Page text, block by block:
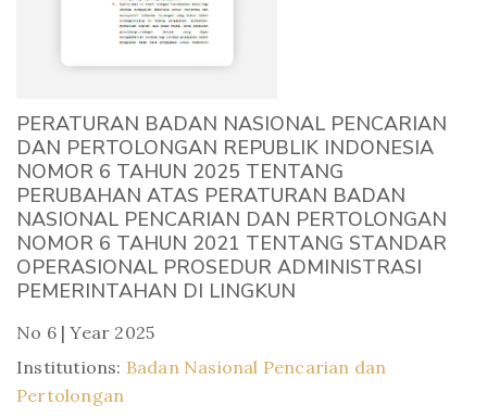
PERATURAN BADAN NASIONAL PENCARIAN
DAN PERTOLONGAN REPUBLIK INDONESIA
NOMOR 6 TAHUN 2025 TENTANG
PERUBAHAN ATAS PERATURAN BADAN
NASIONAL PENCARIAN DAN PERTOLONGAN
NOMOR 6 TAHUN 2021 TENTANG STANDAR
OPERASIONAL PROSEDUR ADMINISTRASI
PEMERINTAHAN DI LINGKUN
No 6 | Year 2025
Institutions: Badan Nasional Pencarian dan
Pertolongan